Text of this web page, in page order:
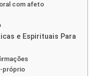
com afeto
e Espirituais Para
próprio